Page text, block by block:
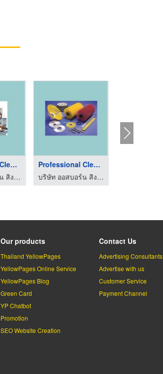
Professional Cleanin ...
บริษัท ออสบอร์น สิงคโปร์ จำกัด
Professional Cleanin ...
บริษัท ออสบอร์น สิงคโปร์ จำกัด
Our products
Thailand YellowPages
YellowPages Online Service
YellowPages Blog
Green Card
YP Chatbot
Promotion
SEO Website Creation
Contact Us
Advertising Consultants
Advertise with us
Customer Service
Payment Channel